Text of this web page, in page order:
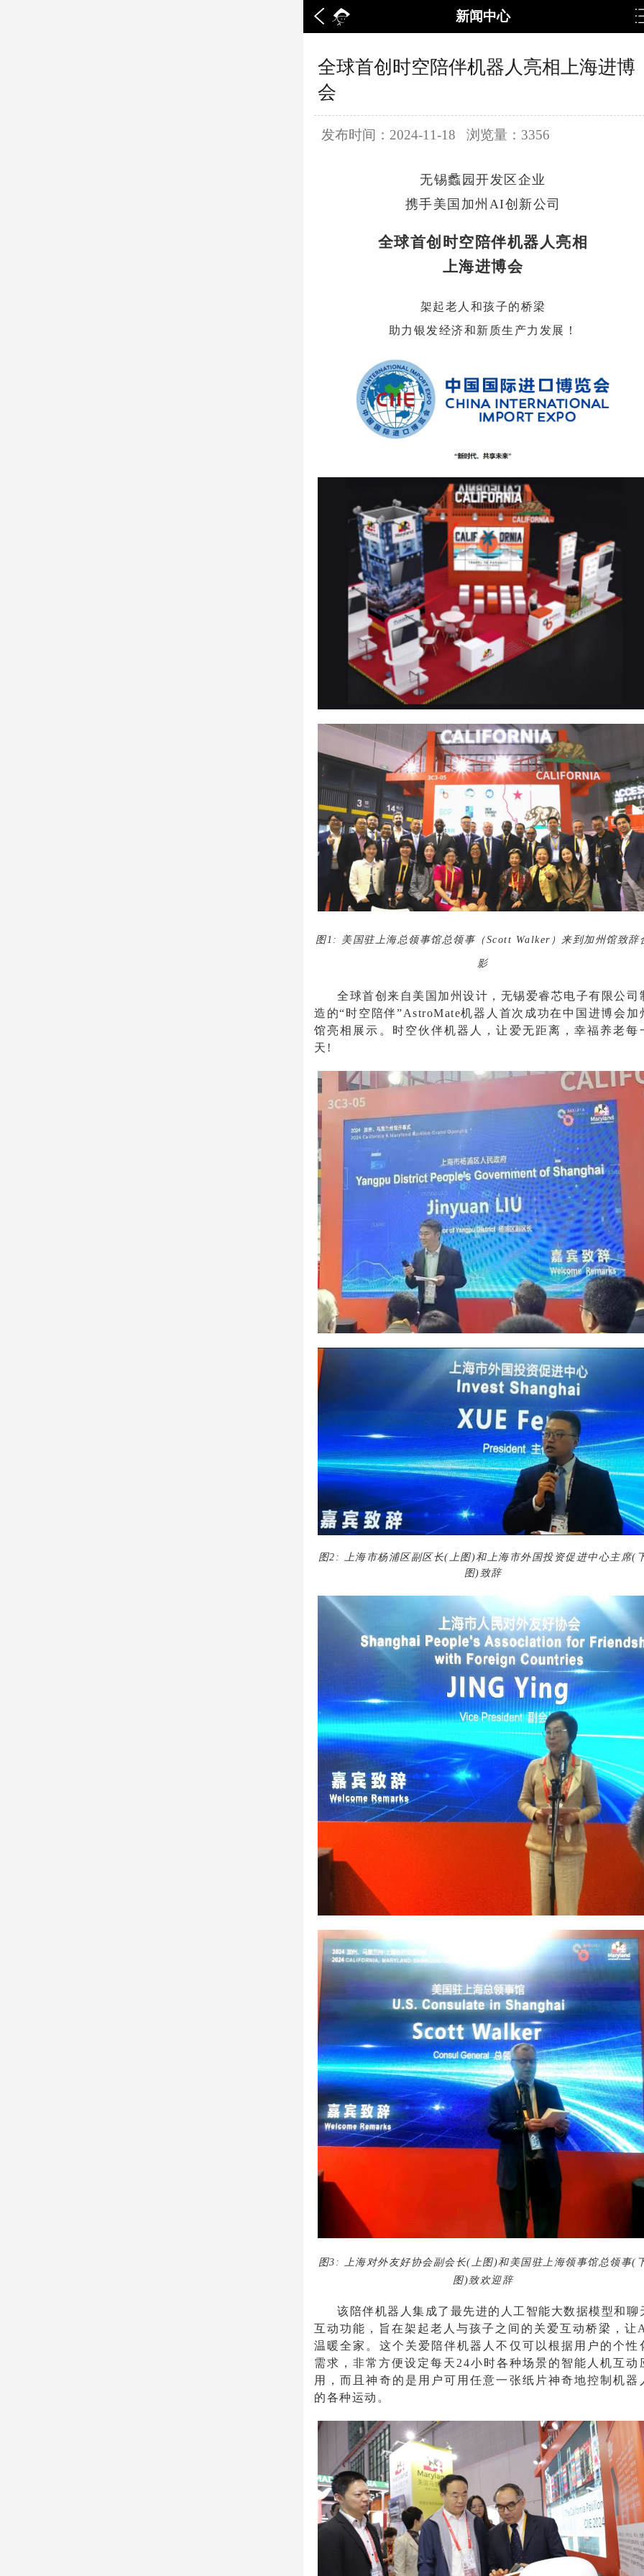
新闻中心
全球首创时空陪伴机器人亮相上海进博
会
发布时间：2024-11-18 浏览量：3356
无锡蠡园开发区企业
携手美国加州AI创新公司
全球首创时空陪伴机器人亮相
上海进博会
架起老人和孩子的桥梁
助力银发经济和新质生产力发展！
图1: 美国驻上海总领事馆总领事（Scott Walker）来到加州馆致辞
影
全球首创来自美国加州设计，无锡爱睿芯电子有限公司
造的“时空陪伴”AstroMate机器人首次成功在中国进博会加
馆亮相展示。 时空伙伴机器人，让爱无距离，幸福养老每
天 !
图2: 上海市杨浦区副区长(上图)和上海市外国投资促进中心主席(
图) 致辞
图3: 上海对外友好协会副会长(上图)和美国驻上海领事馆总领事(
图)致欢迎辞
该陪伴机器人集成了最先进的人工智能大数据模型和聊
互动功能，旨在架起老人与孩子之间的关爱互动桥梁，让
温暖全家。这个关爱陪伴机器人不仅可以根据用户的个性
需求，非常方便设定每天24小时各种场景的智能人机互动
用，而且神奇的是用户可用任意一张纸片神奇地控制机器
的各种运动 。